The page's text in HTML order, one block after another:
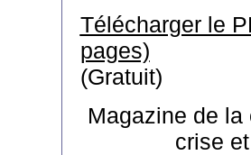
Télécharger le
pages)
(Gratuit)
Magazine de
crise